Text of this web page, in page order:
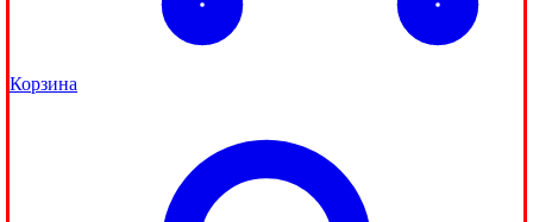
Корзина